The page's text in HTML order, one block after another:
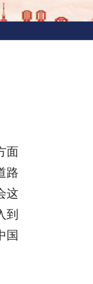
面
路
这
到
国